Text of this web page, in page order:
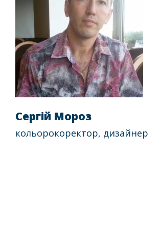
Сергій Мороз
кольорокоректор, дизайнер